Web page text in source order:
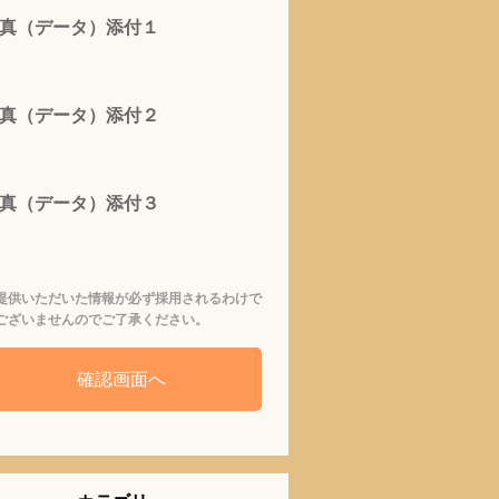
（データ）添付１
（データ）添付２
（データ）添付３
供いただいた情報が必ず採用されるわけで
ざいませんのでご了承ください。